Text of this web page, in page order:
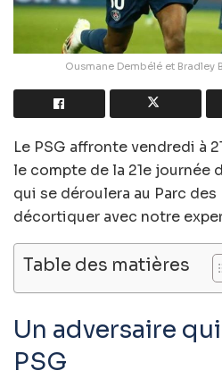
Ousmane Dembélé et Bradley
Le PSG affronte vendredi à
le compte de la 21e journée
qui se déroulera au Parc
décortiquer avec notre
Table des matières
Un adversaire
PSG